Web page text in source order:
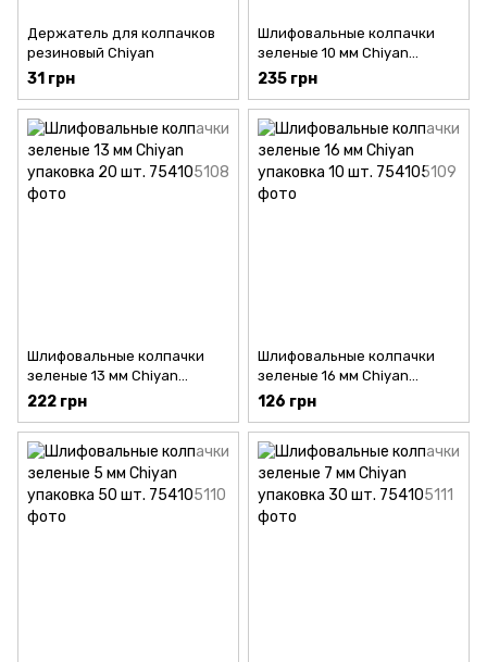
Держатель для колпачков
резиновый Chiyan
31 грн
Шлифовальные колпачки
зеленые 10 мм Chiyan
упаковка 20 шт.
235 грн
Шлифовальные колпачки
зеленые 13 мм Chiyan
упаковка 20 шт.
222 грн
Шлифовальные колпачки
зеленые 16 мм Chiyan
упаковка 10 шт.
126 грн